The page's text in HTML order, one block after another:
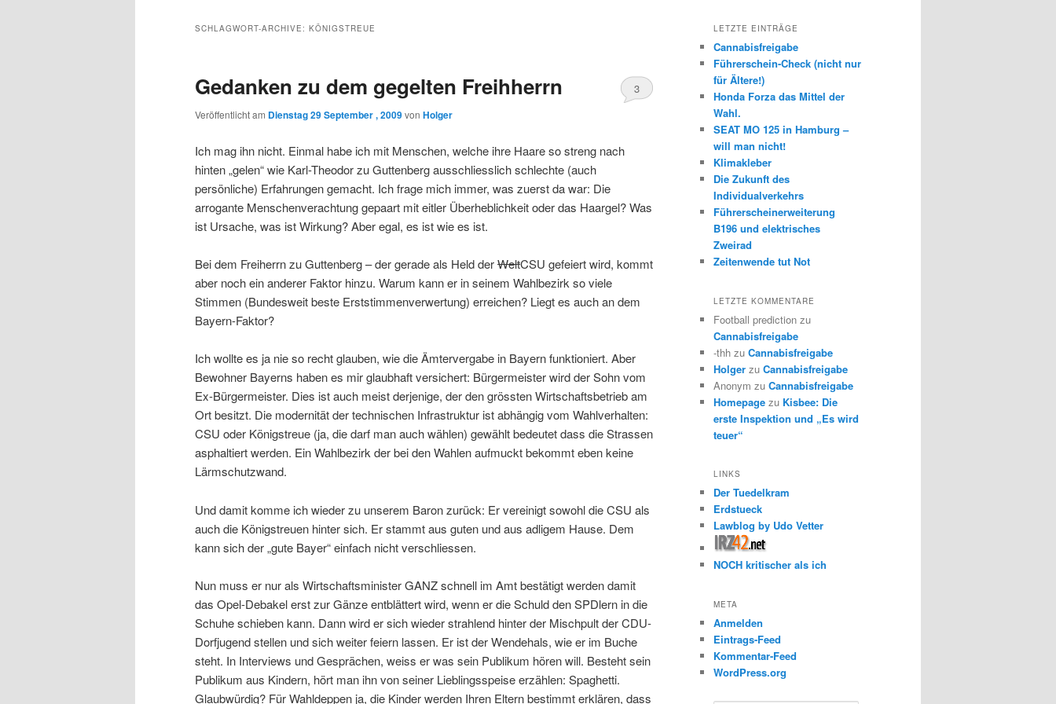
wechseln
SCHLAGWORT-ARCHIVE: KÖNIGSTREUE
Gedanken zu dem gegelten Freihherrn
Veröffentlicht am Dienstag 29 September , 2009von Holger
3
Ich mag ihn nicht. Einmal habe ich mit Menschen, welche ihre Haare so streng nach
hinten „gelen“ wie Karl-Theodor zu Guttenberg ausschliesslich schlechte (auch
persönliche) Erfahrungen gemacht. Ich frage mich immer, was zuerst da war: Die
arrogante Menschenverachtung gepaart mit eitler Überheblichkeit oder das Haargel? Was
ist Ursache, was ist Wirkung? Aber egal, es ist wie es ist.
Bei dem Freiherrn zu Guttenberg – der gerade als Held derWeltCSU gefeiert wird, kommt
aber noch ein anderer Faktor hinzu. Warum kann er in seinem Wahlbezirk so viele
Stimmen (Bundesweit beste Erststimmenverwertung) erreichen? Liegt es auch an dem
Bayern-Faktor?
Ich wollte es ja nie so recht glauben, wie die Ämtervergabe in Bayern funktioniert. Aber
Bewohner Bayerns haben es mir glaubhaft versichert: Bürgermeister wird der Sohn vom
Ex-Bürgermeister. Dies ist auch meist derjenige, der den grössten Wirtschaftsbetrieb am
Ort besitzt. Die modernität der technischen Infrastruktur ist abhängig vom Wahlverhalten:
CSU oder Königstreue (ja, die darf man auch wählen) gewählt bedeutet dass die Strassen
asphaltiert werden. Ein Wahlbezirk der bei den Wahlen aufmuckt bekommt eben keine
Lärmschutzwand.
Und damit komme ich wieder zu unserem Baron zurück: Er vereinigt sowohl die CSU als
auch die Königstreuen hinter sich. Er stammt aus guten und aus adligem Hause. Dem
kann sich der „gute Bayer“ einfach nicht verschliessen.
Nun muss er nur als Wirtschaftsminister GANZ schnell im Amt bestätigt werden damit
das Opel-Debakel erst zur Gänze entblättert wird, wenn er die Schuld den SPDlern in die
Schuhe schieben kann. Dann wird er sich wieder strahlend hinter der Mischpult der CDU-
Dorfjugend stellen und sich weiter feiern lassen. Er ist der Wendehals, wie er im Buche
steht. In Interviews und Gesprächen, weiss er was sein Publikum hören will. Besteht sein
Publikum aus Kindern, hört man ihn von seiner Lieblingsspeise erzählen: Spaghetti.
Glaubwürdig? Für Wahldeppen ja, die Kinder werden Ihren Eltern bestimmt erklären, dass
LETZTE EINTRÄGE
Cannabisfreigabe
Führerschein-Check (nicht nur
für Ältere!)
Honda Forza das Mittel der
Wahl.
SEAT MO 125 in Hamburg –
will man nicht!
Klimakleber
Die Zukunft des
Individualverkehrs
Führerscheinerweiterung
B196 und elektrisches
Zweirad
Zeitenwende tut Not
LETZTE KOMMENTARE
Football prediction zu
Cannabisfreigabe
-thh zu Cannabisfreigabe
Holger zu Cannabisfreigabe
Anonym zu Cannabisfreigabe
Homepage zu Kisbee: Die
erste Inspektion und „Es wird
teuer“
LINKS
Der Tuedelkram
Erdstueck
Lawblog by Udo Vetter
NOCH kritischer als ich
META
Anmelden
Eintrags-Feed
Kommentar-Feed
WordPress.org